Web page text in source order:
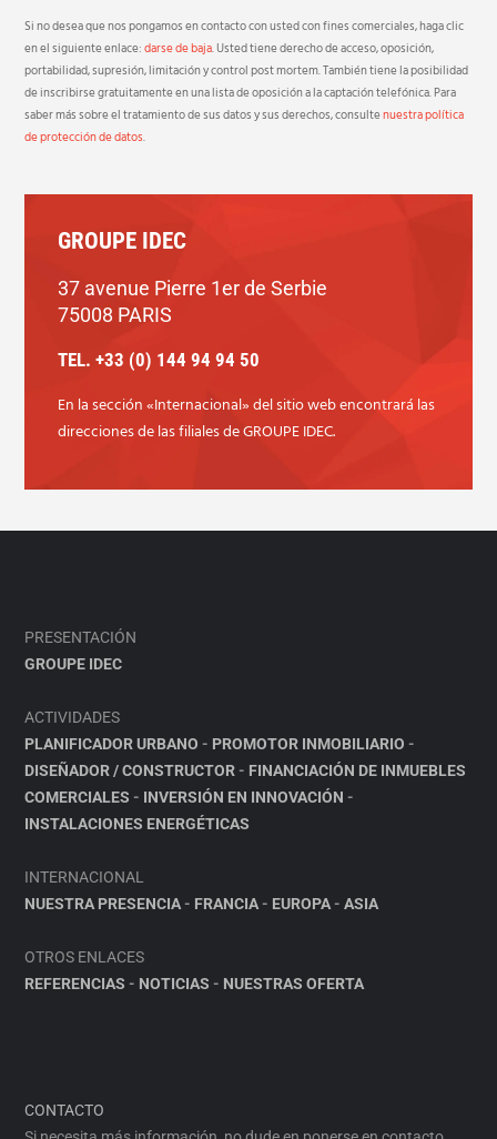
Si no desea que nos pongamos en contacto con usted con fines comerciales, haga clic
en el siguiente enlace:darse de baja. Usted tiene derecho de acceso, oposición,
portabilidad, supresión, limitación y control post mortem. También tiene la posibilidad
de inscribirse gratuitamente en una lista de oposición a la captación telefónica. Para
saber más sobre el tratamiento de sus datos y sus derechos, consultenuestra política
de protección de datos.
GROUPE IDEC
37 avenue Pierre 1er de Serbie
75008 PARIS
TEL. +33 (0) 144 94 94 50
En la sección «Internacional» del sitio web encontrará las
direcciones de las filiales de GROUPE IDEC.
PRESENTACIÓN
GROUPE IDEC
ACTIVIDADES
PLANIFICADOR URBANO - PROMOTOR INMOBILIARIO -
DISEÑADOR / CONSTRUCTOR- FINANCIACIÓN DE INMUEBLES
COMERCIALES - INVERSIÓN EN INNOVACIÓN -
INSTALACIONES ENERGÉTICAS
INTERNACIONAL
NUESTRA PRESENCIA- FRANCIA- EUROPA-ASIA
OTROS ENLACES
REFERENCIAS - NOTICIAS - NUESTRAS OFERTA
CONTACTO